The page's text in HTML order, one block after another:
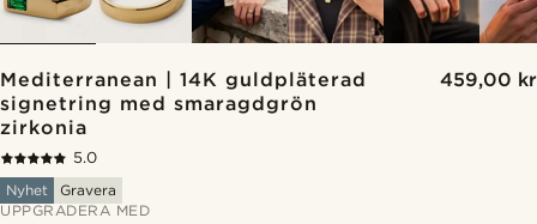
Mediterranean | 14K guldpläterad
signetring med smaragdgrön
zirkonia
459,00 kr
5.0
Nyhet
Gravera
UPPGRADERA MED